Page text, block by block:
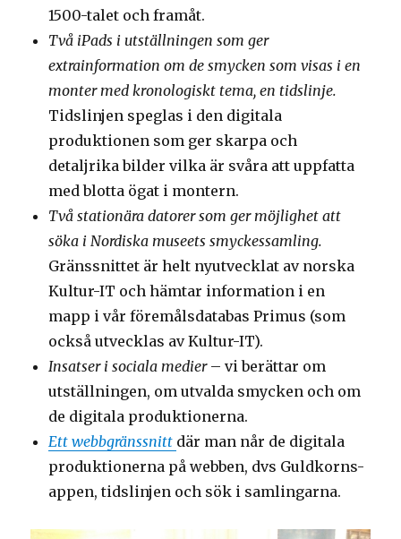
1500-talet och framåt.
Två iPads i utställningen som ger
extrainformation om de smycken som visas i en
monter med kronologiskt tema, en tidslinje.
Tidslinjen speglas i den digitala
produktionen som ger skarpa och
detaljrika bilder vilka är svåra att uppfatta
med blotta ögat i montern.
Två stationära datorer som ger möjlighet att
söka i Nordiska museets smyckessamling.
Gränssnittet är helt nyutvecklat av norska
Kultur-IT och hämtar information i en
mapp i vår föremålsdatabas Primus (som
också utvecklas av Kultur-IT).
Insatser i sociala medier– vi berättar om
utställningen, om utvalda smycken och om
de digitala produktionerna.
Ett webbgränssnitt där man når de digitala
produktionerna på webben, dvs Guldkorns-
appen, tidslinjen och sök i samlingarna.